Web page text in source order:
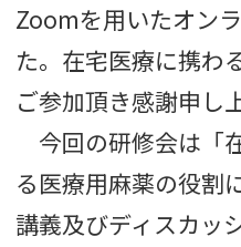
Zoomを用いたオン
た。在宅医療に携わ
ご参加頂き感謝申し
今回の研修会は「
る医療用麻薬の役割
講義及びディスカッ